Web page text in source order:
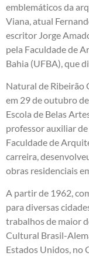
emblemáticos da
Viana, atual
escritor Jorge
pela Faculdade de
Bahia (UFBA), que
Natural de Ribeirão
em 29 de outubro
Escola de Belas
professor auxiliar
Faculdade de
carreira,
obras residenciais
A partir de 1962,
para diversas
trabalhos de maior
Cultural Brasil-
Estados Unidos, no